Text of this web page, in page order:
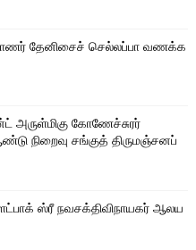
தேனிசைச் செல்லப்பா வணக்க
கோணேச்சுரர்
நிறைவு சங்குத் திருமஞ்சனப்
ஸ்ரீ நவசக்திவிநாயகர் ஆலய